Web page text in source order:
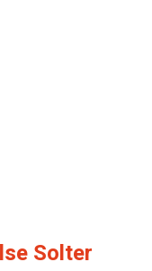
Solter